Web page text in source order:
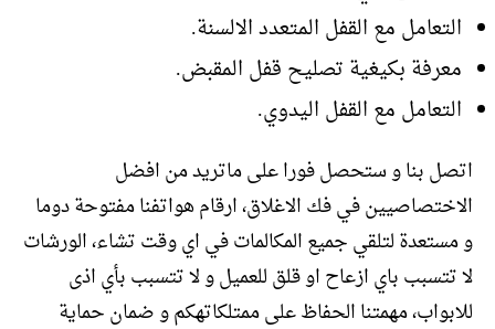
التعامل مع القفل المتعدد الالسنة.
معرفة بكيغية تصليح قفل المقبض.
التعامل مع القفل اليدوي.
اتصل بنا و ستحصل فورا على ماتريد من افضل
الاختصاصيين في فك الاغلاق، ارقام هواتفنا مفتوحة دوما
و مستعدة لتلقي جميع المكالمات في اي وقت تشاء، الورشات
لا تتسبب باي ازعاح او قلق للعميل و لا تتسبب بأي اذى
للابواب، مهمتنا الحفاظ على ممتلكاتهكم و ضمان حماية